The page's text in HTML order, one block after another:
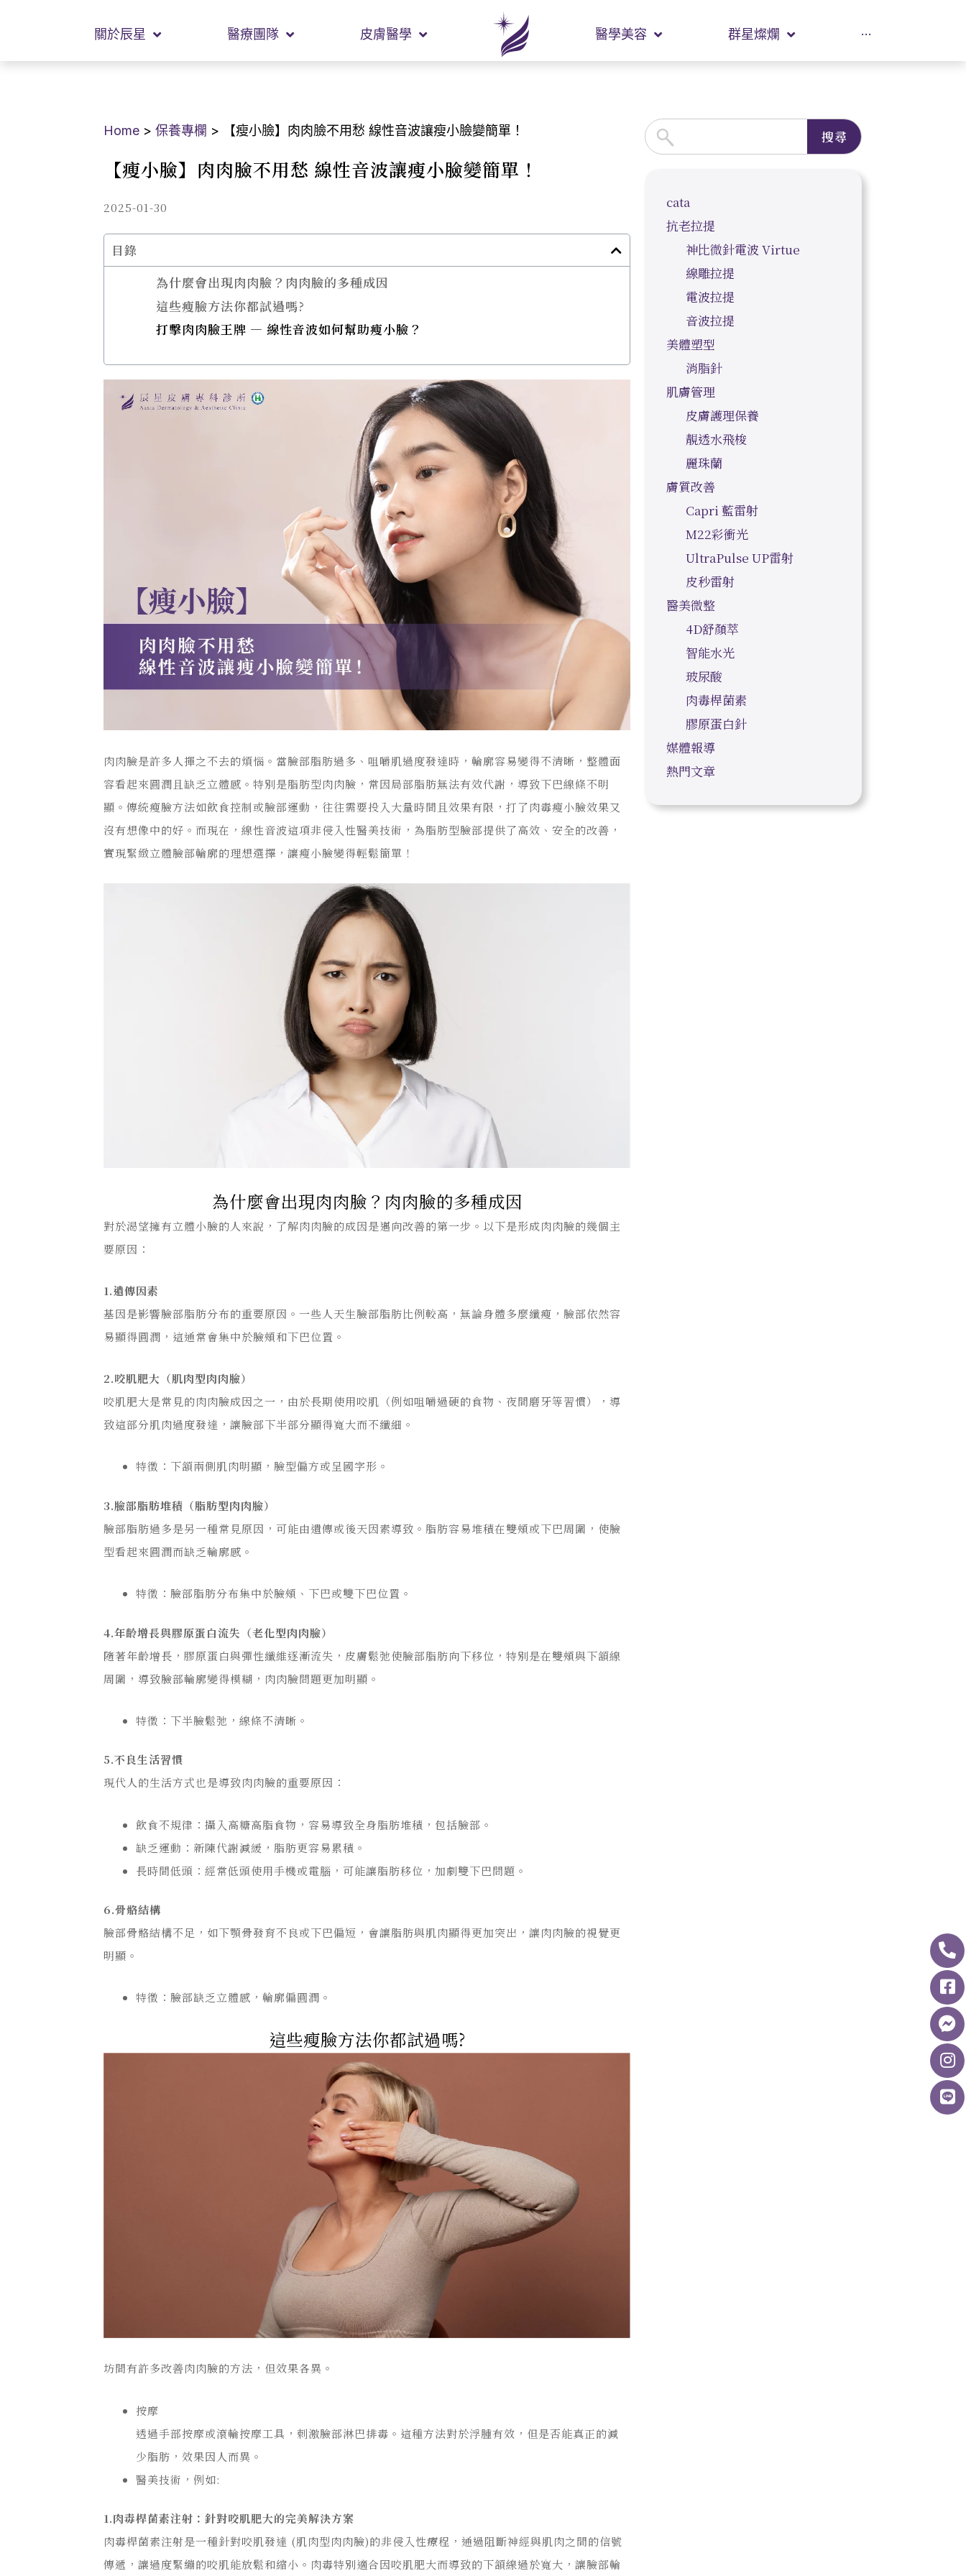
關於辰星 醫療團隊 皮膚醫學 醫學美容 群星燦爛 ···
Home > 保養專欄 > 【瘦小臉】肉肉臉不用愁 線性音波讓瘦小臉變簡單！
【瘦小臉】肉肉臉不用愁 線性音波讓瘦小臉變簡單！
2025-01-30
目錄
為什麼會出現肉肉臉？肉肉臉的多種成因
這些瘦臉方法你都試過嗎?
打擊肉肉臉王牌 — 線性音波如何幫助瘦小臉？
肉肉臉是許多人揮之不去的煩惱。當臉部脂肪過多、咀嚼肌過度發達時，輪廓容易變得不清晰，整體面
容看起來圓潤且缺乏立體感。特別是脂肪型肉肉臉，常因局部脂肪無法有效代謝，導致下巴線條不明
顯。傳統瘦臉方法如飲食控制或臉部運動，往往需要投入大量時間且效果有限，打了肉毒瘦小臉效果又
沒有想像中的好。而現在，線性音波這項非侵入性醫美技術，為脂肪型臉部提供了高效、安全的改善，
實現緊緻立體臉部輪廓的理想選擇，讓瘦小臉變得輕鬆簡單！
為什麼會出現肉肉臉？肉肉臉的多種成因
對於渴望擁有立體小臉的人來說，了解肉肉臉的成因是邁向改善的第一步。以下是形成肉肉臉的幾個主
要原因：
1.遺傳因素
基因是影響臉部脂肪分布的重要原因。一些人天生臉部脂肪比例較高，無論身體多麼纖瘦，臉部依然容
易顯得圓潤，這通常會集中於臉頰和下巴位置。
2.咬肌肥大（肌肉型肉肉臉）
咬肌肥大是常見的肉肉臉成因之一，由於長期使用咬肌（例如咀嚼過硬的食物、夜間磨牙等習慣），導
致這部分肌肉過度發達，讓臉部下半部分顯得寬大而不纖細。
特徵：下頷兩側肌肉明顯，臉型偏方或呈國字形。
3.臉部脂肪堆積（脂肪型肉肉臉）
臉部脂肪過多是另一種常見原因，可能由遺傳或後天因素導致。脂肪容易堆積在雙頰或下巴周圍，使臉
型看起來圓潤而缺乏輪廓感。
特徵：臉部脂肪分布集中於臉頰、下巴或雙下巴位置。
4.年齡增長與膠原蛋白流失（老化型肉肉臉）
隨著年齡增長，膠原蛋白與彈性纖維逐漸流失，皮膚鬆弛使臉部脂肪向下移位，特別是在雙頰與下頷線
周圍，導致臉部輪廓變得模糊，肉肉臉問題更加明顯。
特徵：下半臉鬆弛，線條不清晰。
5.不良生活習慣
現代人的生活方式也是導致肉肉臉的重要原因：
飲食不規律：攝入高糖高脂食物，容易導致全身脂肪堆積，包括臉部。
缺乏運動：新陳代謝減緩，脂肪更容易累積。
長時間低頭：經常低頭使用手機或電腦，可能讓脂肪移位，加劇雙下巴問題。
6.骨骼結構
臉部骨骼結構不足，如下顎骨發育不良或下巴偏短，會讓脂肪與肌肉顯得更加突出，讓肉肉臉的視覺更
明顯。
特徵：臉部缺乏立體感，輪廓偏圓潤。
這些瘦臉方法你都試過嗎?
坊間有許多改善肉肉臉的方法，但效果各異。
按摩
透過手部按摩或滾輪按摩工具，刺激臉部淋巴排毒。這種方法對於浮腫有效，但是否能真正的減
少脂肪，效果因人而異。
醫美技術，例如:
1.肉毒桿菌素注射：針對咬肌肥大的完美解決方案
肉毒桿菌素注射是一種針對咬肌發達 (肌肉型肉肉臉)的非侵入性療程，通過阻斷神經與肌肉之間的信號
傳遞，讓過度緊繃的咬肌能放鬆和縮小。肉毒特別適合因咬肌肥大而導致的下頷線過於寬大，讓臉部輪
搜尋
cata
抗老拉提
神比微針電波 Virtue
線雕拉提
電波拉提
音波拉提
美體塑型
消脂針
肌膚管理
皮膚護理保養
靚透水飛梭
麗珠蘭
膚質改善
Capri 藍雷射
M22彩衝光
UltraPulse UP雷射
皮秒雷射
醫美微整
4D舒顏萃
智能水光
玻尿酸
肉毒桿菌素
膠原蛋白針
媒體報導
熱門文章